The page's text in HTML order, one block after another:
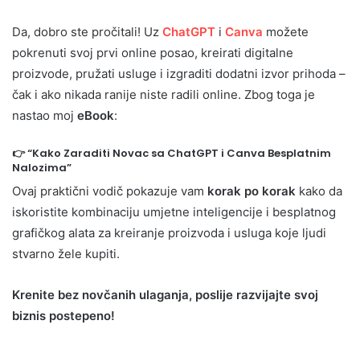
Da, dobro ste pročitali! Uz ChatGPT i Canva možete
pokrenuti svoj prvi online posao, kreirati digitalne
proizvode, pružati usluge i izgraditi dodatni izvor prihoda –
čak i ako nikada ranije niste radili online. Zbog toga je
nastao moj eBook:
👉“Kako Zaraditi Novac sa ChatGPT i Canva Besplatnim
Nalozima”
Ovaj praktični vodič pokazuje vam korak po korak kako da
iskoristite kombinaciju umjetne inteligencije i besplatnog
grafičkog alata za kreiranje proizvoda i usluga koje ljudi
stvarno žele kupiti.
Krenite bez novčanih ulaganja, poslije razvijajte svoj
biznis postepeno!